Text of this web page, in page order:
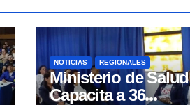
NOTICIAS REGIONALES
Ministerio de Salud
Capacita a 36